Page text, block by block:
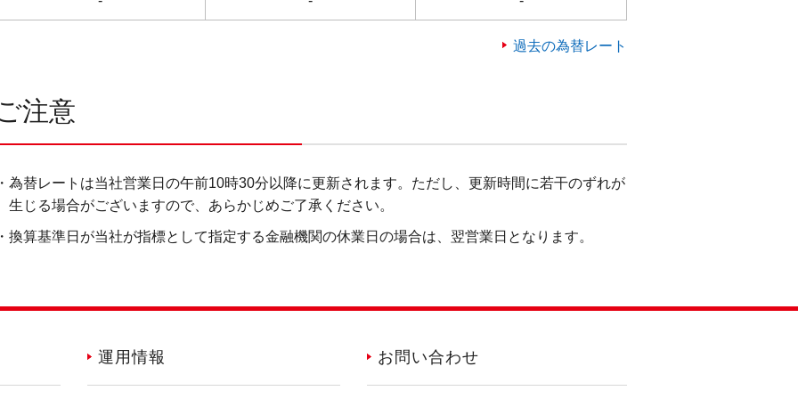
過去の為替レート
注意
為替レートは当社営業日の午前10時30分以降に更新されます。ただし、更新時間に若干のずれが
生じる場合がございますので、あらかじめご了承ください。
換算基準日が当社が指標として指定する金融機関の休業日の場合は、翌営業日となります。
運用情報 お問い合わせ